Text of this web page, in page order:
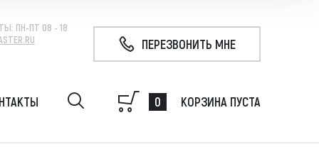
ПН-ПТ 08 - 18
ПЕРЕЗВОНИТЬ МНЕ
0 КОРЗИНА ПУСТА